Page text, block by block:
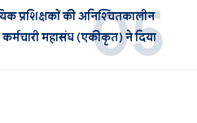
प्रशिक्षकों की अनिश्चितकालीन
महासंघ (एकीकृत) ने दिया